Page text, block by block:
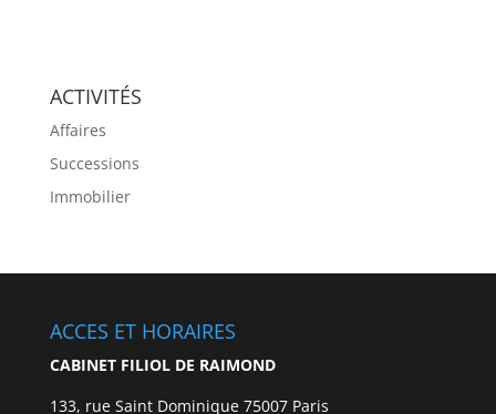
ACTIVITÉS
Affaires
Successions
Immobilier
ACCES ET HORAIRES
CABINET FILIOL DE RAIMOND
133, rue Saint Dominique 75007 Paris